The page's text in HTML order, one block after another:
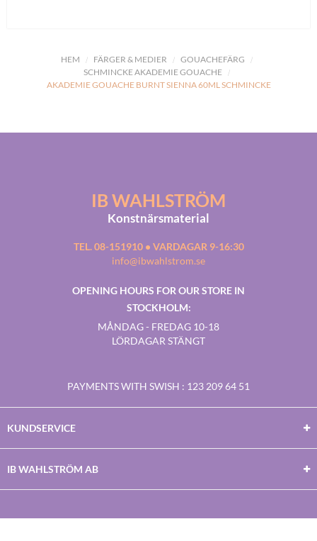
HEM FÄRGER & MEDIER
GOUACHEFÄRG
SCHMINCKE AKADEMIE GOUACHE
AKADEMIE GOUACHE BURNT SIENNA 60ML SCHMINCKE
IB WAHLSTRÖM
Konstnärsmaterial
TEL. 08-151910 • VARDAGAR 9-16:30
info@ibwahlstrom.se
OPENING HOURS FOR OUR STORE IN
STOCKHOLM:
MÅNDAG - FREDAG 10-18
LÖRDAGAR STÄNGT
PAYMENTS WITH SWISH : 123 209 64 51
KUNDSERVICE
IB WAHLSTRÖM AB
Facebook
TwitterYoutubeInstagram